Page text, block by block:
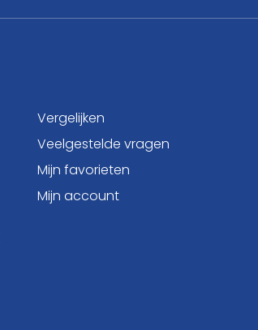
Vergelijken
Veelgestelde vragen
Mijn favorieten
Mijn account